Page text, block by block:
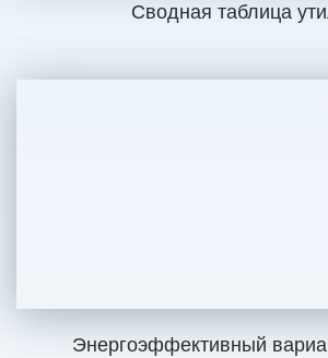
Сводная таблица
Энергоэффективный